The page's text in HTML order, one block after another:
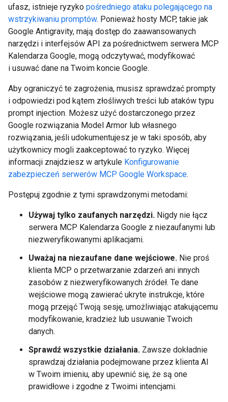
ufasz, istnieje ryzyko pośredniego ataku polegającego na
wstrzykiwaniu promptów. Ponieważ hosty MCP, takie jak
Google Antigravity, mają dostęp do zaawansowanych
narzędzi i interfejsów API za pośrednictwem serwera MCP
Kalendarza Google, mogą odczytywać, modyfikować
i usuwać dane na Twoim koncie Google.
Aby ograniczyć te zagrożenia, musisz sprawdzać prompty
i odpowiedzi pod kątem złośliwych treści lub ataków typu
prompt injection. Możesz użyć dostarczonego przez
Google rozwiązania Model Armor lub własnego
rozwiązania, jeśli udokumentujesz je w taki sposób, aby
użytkownicy mogli zaakceptować to ryzyko. Więcej
informacji znajdziesz w artykule Konfigurowanie
zabezpieczeń serwerów MCP Google Workspace.
Postępuj zgodnie z tymi sprawdzonymi metodami:
Używaj tylko zaufanych narzędzi. Nigdy nie łącz
serwera MCP Kalendarza Google z niezaufanymi lub
niezweryfikowanymi aplikacjami.
Uważaj na niezaufane dane wejściowe. Nie proś
klienta MCP o przetwarzanie zdarzeń ani innych
zasobów z niezweryfikowanych źródeł. Te dane
wejściowe mogą zawierać ukryte instrukcje, które
mogą przejąć Twoją sesję, umożliwiając atakującemu
modyfikowanie, kradzież lub usuwanie Twoich
danych.
Sprawdź wszystkie działania. Zawsze dokładnie
sprawdzaj działania podejmowane przez klienta AI
w Twoim imieniu, aby upewnić się, że są one
prawidłowe i zgodne z Twoimi intencjami.